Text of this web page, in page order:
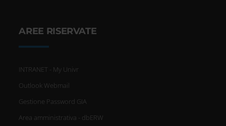
AREE RISERVATE
INTRANET - My Univr
Outlook Webmail
Gestione Password GIA
Area amministrativa - dbERW